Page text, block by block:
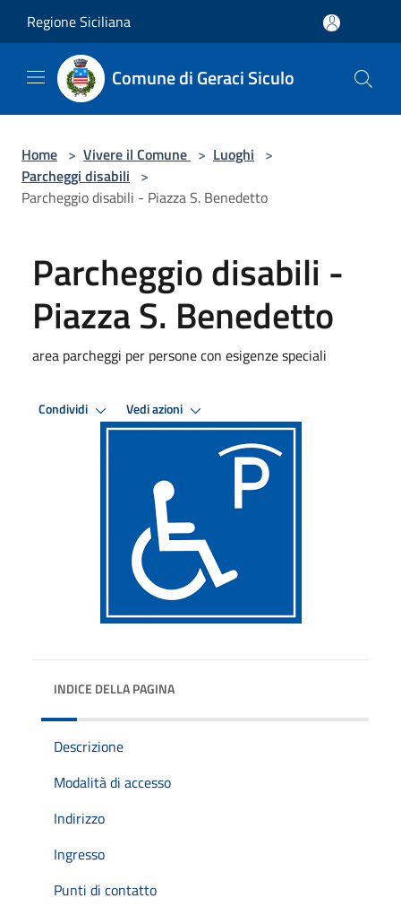
Regione Siciliana
Comune di Geraci Siculo
Home > Vivere il Comune > Luoghi >
Parcheggi disabili >
Parcheggio disabili - Piazza S. Benedetto
Parcheggio disabili -
Piazza S. Benedetto
area parcheggi per persone con esigenze speciali
Condividi Vedi azioni
INDICE DELLA PAGINA
Descrizione
Modalità di accesso
Indirizzo
Ingresso
Punti di contatto